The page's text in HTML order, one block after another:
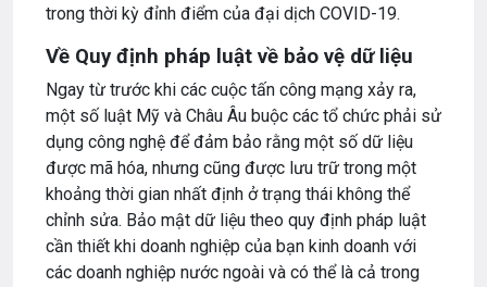
trong thời kỳ đỉnh điểm của đại dịch COVID-19.
Về Quy định pháp luật về bảo vệ dữ liệu
Ngay từ trước khi các cuộc tấn công mạng xảy ra,
một số luật Mỹ và Châu Âu buộc các tổ chức phải sử
dụng công nghệ để đảm bảo rằng một số dữ liệu
được mã hóa, nhưng cũng được lưu trữ trong một
khoảng thời gian nhất định ở trạng thái không thể
chỉnh sửa. Bảo mật dữ liệu theo quy định pháp luật
cần thiết khi doanh nghiệp của bạn kinh doanh với
các doanh nghiệp nước ngoài và có thể là cả trong